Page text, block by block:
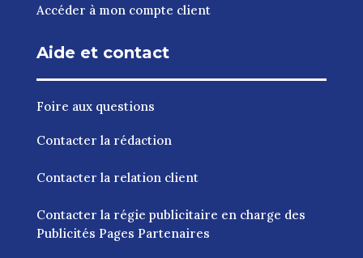
Accéder à mon compte client
Aide et contact
Foire aux questions
Contacter la rédaction
Contacter la relation client
Contacter la régie publicitaire en charge des
Publicités Pages Partenaires